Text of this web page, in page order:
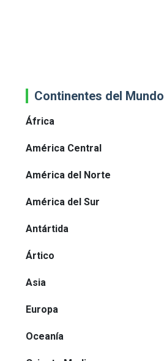
Continentes del Mundo
África
América Central
América del Norte
América del Sur
Antártida
Ártico
Asia
Europa
Oceanía